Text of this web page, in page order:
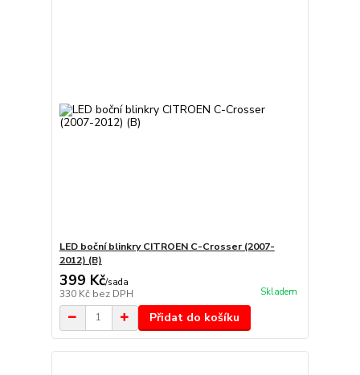
LED boční blinkry CITROEN C-Crosser (2007-
2012) (B)
399 Kč/sada
330 Kč bez DPH Skladem
Přidat do košíku